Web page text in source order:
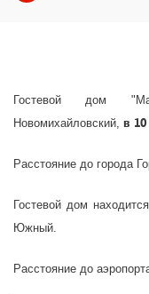
Гостевой дом
Новомихайловский, в
Расстояние до города
Гостевой дом
Южный.
Расстояние до